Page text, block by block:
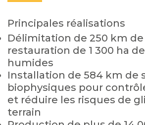
Principales réalisations
Délimitation de 250 km
restauration de 1 300 ha
humides
Installation de 584 km de
biophysiques pour
et réduire les risques de
terrain